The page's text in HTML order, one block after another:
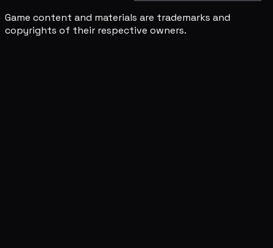
Game content and materials are trademarks and
copyrights of their respective owners.